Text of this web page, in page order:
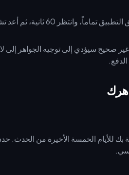
صحيح سيؤدي إلى توجيه الجواهر إلى